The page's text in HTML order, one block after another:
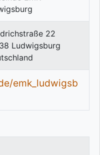
22
Ludwigsburg
emk_ludwigsb